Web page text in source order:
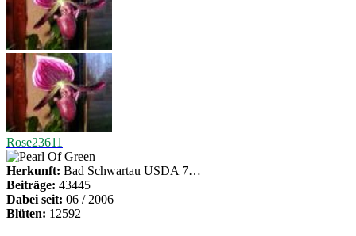
Rose23611
Herkunft: Bad Schwartau USDA 7…
Beiträge: 43445
Dabei seit: 06 / 2006
Blüten: 12592